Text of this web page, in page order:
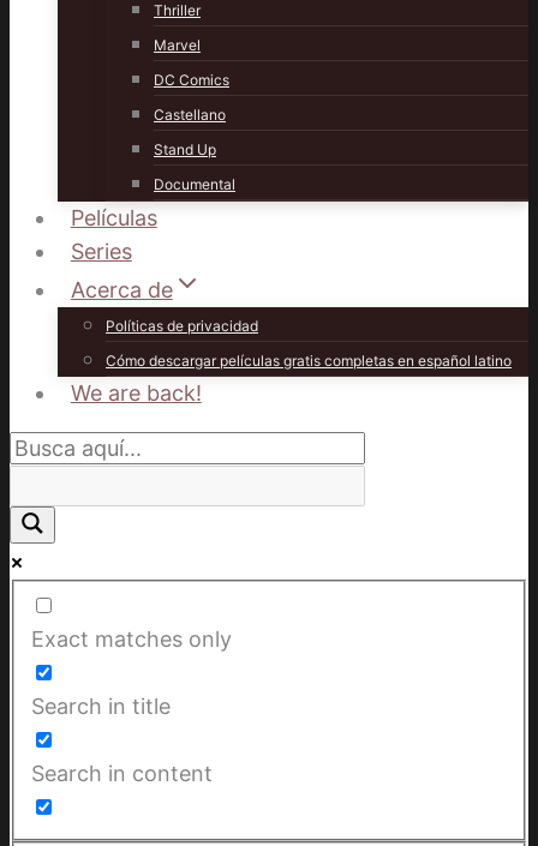
Thriller
Marvel
DC Comics
Castellano
Stand Up
Documental
Películas
Series
Acerca de
Políticas de privacidad
Cómo descargar películas gratis completas en español latino
We are back!
Exact matches only
Search in title
Search in content